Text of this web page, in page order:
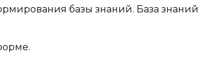
базы знаний. База знаний